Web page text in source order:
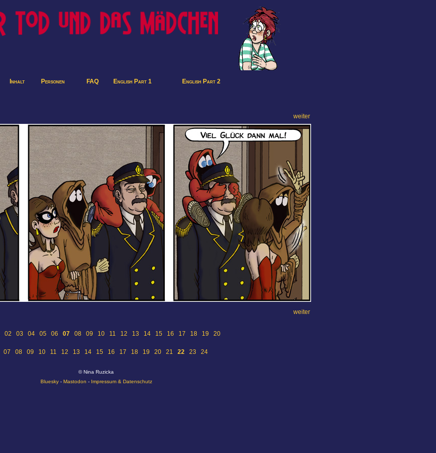
Inhalt Personen FAQ English Part 1 English Part 2
weiter
weiter
02 03 04 05 06 07 08 09 10 11 12 13 14 15 16 17 18 19 20
07 08 09 10 11 12 13 14 15 16 17 18 19 20 21 22 23 24
© Nina Ruzicka
Bluesky- Mastodon - Impressum & Datenschutz